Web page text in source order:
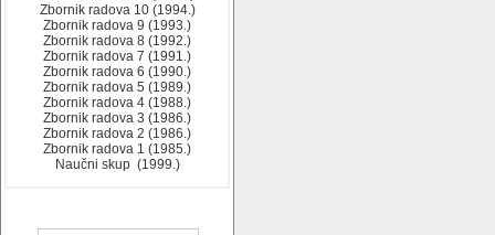
Zbornik radova 10 (1994.)
Zbornik radova 9 (1993.)
Zbornik radova 8 (1992.)
Zbornik radova 7 (1991.)
Zbornik radova 6 (1990.)
Zbornik radova 5 (1989.)
Zbornik radova 4 (1988.)
Zbornik radova 3 (1986.)
Zbornik radova 2 (1986.)
Zbornik radova 1 (1985.)
Naučni skup (1999.)